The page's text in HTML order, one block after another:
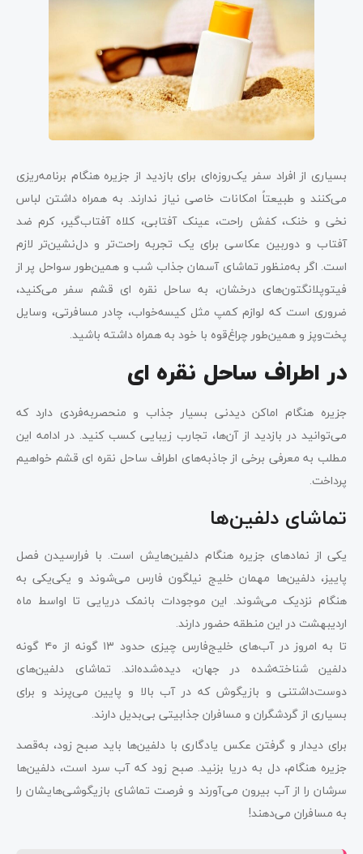
بسیاری از افراد سفر یک‌روزه‌ای برای بازدید از جزیره هنگام برنامه‌ریزی
می‌کنند و طبیعتاً امکانات خاصی نیاز ندارند. به ‌همراه داشتن لباس
نخی و خنک، کفش راحت، عینک آفتابی، کلاه آفتاب‌گیر، کرم ضد
آفتاب و دوربین عکاسی برای یک تجربه راحت‌تر و دل‌نشین‌تر لازم
است. اگر به‌منظور تماشای آسمان جذاب شب و همین‌طور سواحل پر از
فیتوپلانگتون‌های درخشان، به ساحل نقره ای قشم سفر می‌کنید،
ضروری است که لوازم کمپ مثل کیسه‌خواب، چادر مسافرتی، وسایل
پخت‌وپز و همین‌طور چراغ‌قوه با خود به همراه داشته باشید.
در اطراف ساحل نقره‌ ای
جزیره هنگام اماکن دیدنی بسیار جذاب و منحصربه‌فردی دارد که
می‌توانید در بازدید از آن‌ها، تجارب زیبایی کسب کنید. در ادامه این
مطلب به معرفی برخی از جاذبه‌های اطراف ساحل نقره ای قشم خواهیم
پرداخت.
تماشای دلفین‌ها
یکی از نمادهای جزیره هنگام دلفین‌هایش است. با فرارسیدن فصل
پاییز، دلفین‌ها مهمان خلیج نیلگون فارس می‌شوند و یکی‌یکی به
هنگام نزدیک می‌شوند. این موجودات بانمک دریایی تا اواسط ماه
اردیبهشت در این منطقه حضور دارند.
تا به امروز در آب‌های خلیج‌فارس چیزی حدود ۱۳ گونه از ۴۰ گونه
دلفین شناخته‌شده در جهان، دیده‌شده‌اند. تماشای دلفین‌های
دوست‌داشتنی و بازیگوش که در آب بالا و پایین می‌پرند و برای
بسیاری از گردشگران و مسافران جذابیتی بی‌بدیل دارند.
برای دیدار و گرفتن عکس یادگاری با دلفین‌ها باید صبح زود، به‌قصد
جزیره هنگام، دل به دریا بزنید. صبح زود که آب سرد است، دلفین‌ها
سرشان را از آب بیرون می‌آورند و فرصت تماشای بازیگوشی‌هایشان را
به مسافران می‌دهند!